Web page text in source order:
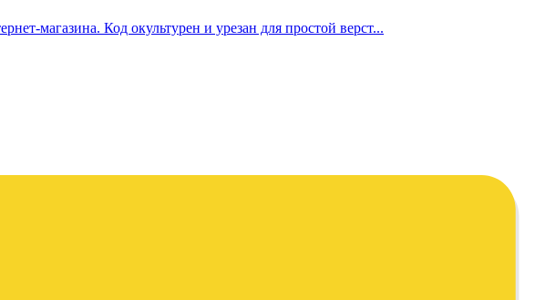
магазина. Код окультурен и урезан для простой верст...